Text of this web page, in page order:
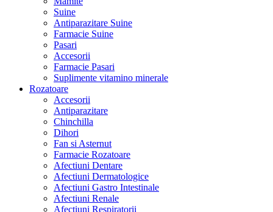
Suine
Antiparazitare Suine
Farmacie Suine
Pasari
Accesorii
Farmacie Pasari
Suplimente vitamino minerale
Rozatoare
Accesorii
Antiparazitare
Chinchilla
Dihori
Fan si Asternut
Farmacie Rozatoare
Afectiuni Dentare
Afectiuni Dermatologice
Afectiuni Gastro Intestinale
Afectiuni Renale
Afectiuni Respiratorii